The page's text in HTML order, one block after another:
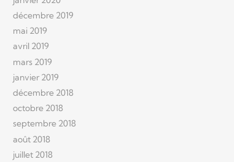
décembre 2019
mai 2019
avril 2019
mars 2019
janvier 2019
décembre 2018
octobre 2018
septembre 2018
août 2018
juillet 2018